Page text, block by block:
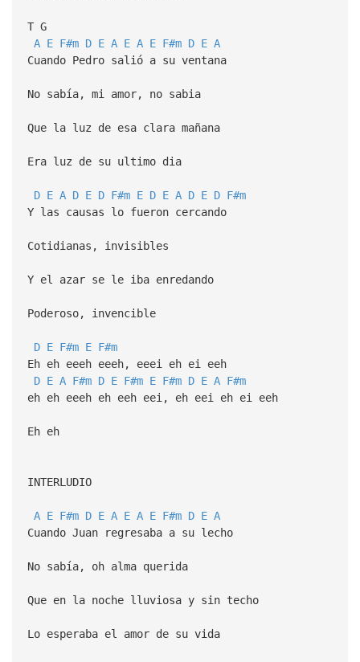
T G
A E F#m D E A E A E F#m D E A
Cuando Pedro salió a su ventana
No sabía, mi amor, no sabia
Que la luz de esa clara mañana
Era luz de su ultimo dia
D E A D E D F#m E D E A D E D F#m
Y las causas lo fueron cercando
Cotidianas, invisibles
Y el azar se le iba enredando
Poderoso, invencible
D E F#m E F#m
Eh eh eeeh eeeh, eeei eh ei eeh
D E A F#m D E F#m E F#m D E A F#m
eh eh eeeh eh eeh eei, eh eei eh ei eeh
Eh eh
INTERLUDIO
A E F#m D E A E A E F#m D E A
Cuando Juan regresaba a su lecho
No sabía, oh alma querida
Que en la noche lluviosa y sin techo
Lo esperaba el amor de su vida